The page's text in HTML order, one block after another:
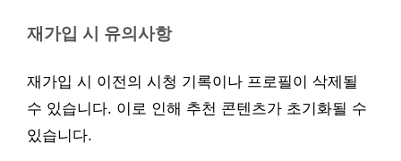
재가입 시 유의사항
재가입 시 이전의 시청 기록이나 프로필이 삭제될
수 있습니다. 이로 인해 추천 콘텐츠가 초기화될 수
있습니다.